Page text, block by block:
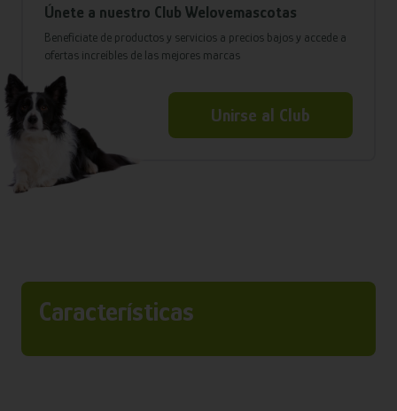
Únete a nuestro Club Welovemascotas
Benefíciate de productos y servicios a precios bajos y accede a
ofertas increíbles de las mejores marcas
Unirse al Club
Características